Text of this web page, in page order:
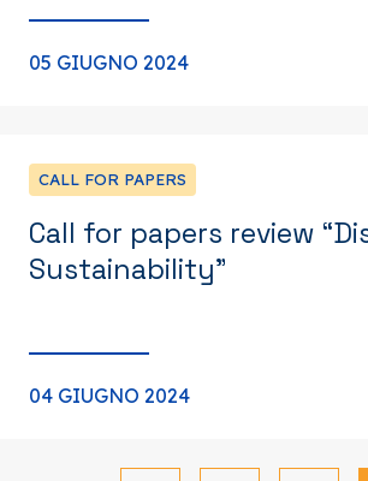
05 GIUGNO 2024
CALL FOR PAPERS
Call for papers review
Sustainability”
04 GIUGNO 2024